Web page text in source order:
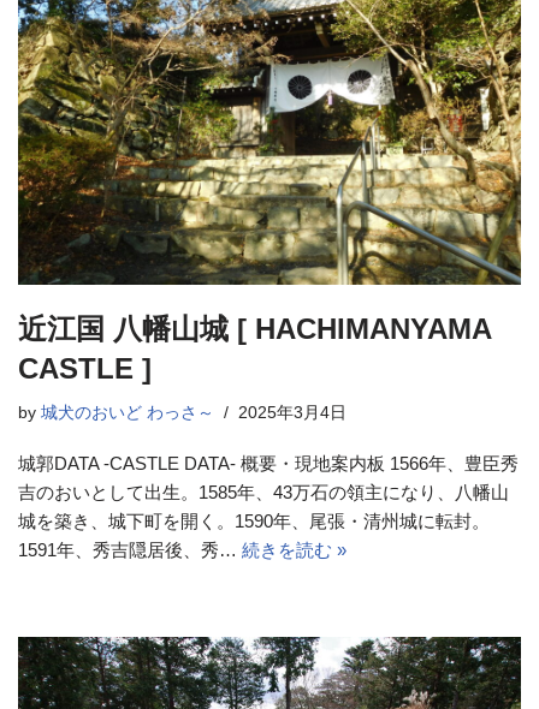
近江国 八幡山城 [ HACHIMANYAMA
CASTLE ]
by 城犬のおいど わっさ～ 2025年3月4日
城郭DATA -CASTLE DATA- 概要・現地案内板 1566年、豊臣秀
吉のおいとして出生。1585年、43万石の領主になり、八幡山
城を築き、城下町を開く。1590年、尾張・清州城に転封。
1591年、秀吉隠居後、秀… 続きを読む »